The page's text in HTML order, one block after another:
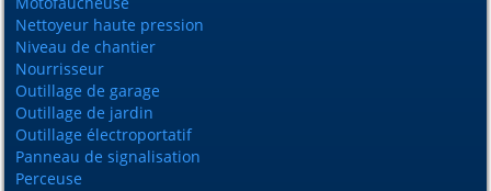
Nettoyeur haute pression
Niveau de chantier
Nourrisseur
Outillage de garage
Outillage de jardin
Outillage électroportatif
Panneau de signalisation
Perceuse